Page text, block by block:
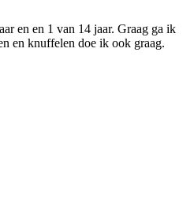
en en 1 van 14 jaar. Graag ga ik
en knuffelen doe ik ook graag.